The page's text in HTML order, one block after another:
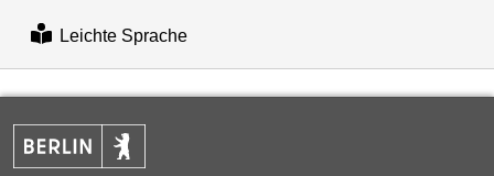
Leichte Sprache